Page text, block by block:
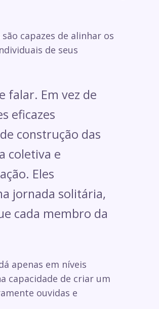
capazes de alinhar os
de seus
falar. Em vez de
eficazes
construção das
coletiva e
Eles
jornada solitária,
cada membro da
apenas em níveis
capacidade de criar um
ouvidas e